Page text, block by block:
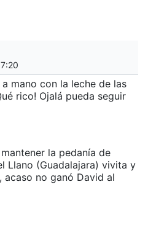
mano con la leche de las
rico! Ojalá pueda seguir
la pedanía de
Llano (Guadalajara) vivita y
no ganó David al